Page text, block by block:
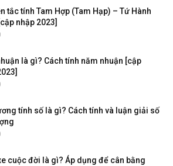
tắc tính Tam Hợp (Tam Hạp) – Tứ Hành
nhập 2023]
là gì? Cách tính năm nhuận [cập
tính số là gì? Cách tính và luận giải số
cuộc đời là gì? Áp dụng để cân bằng